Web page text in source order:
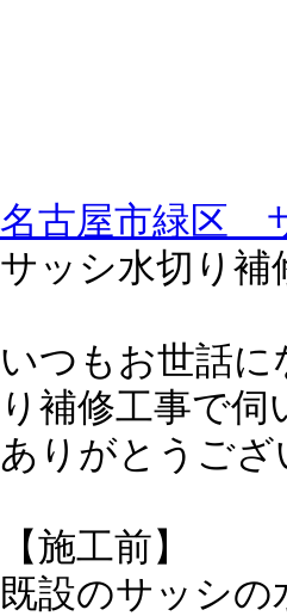
名古屋市緑区
サッシ水切り
いつもお世話
り補修工事で伺
ありがとうござ
【施工前】
既設のサッシ